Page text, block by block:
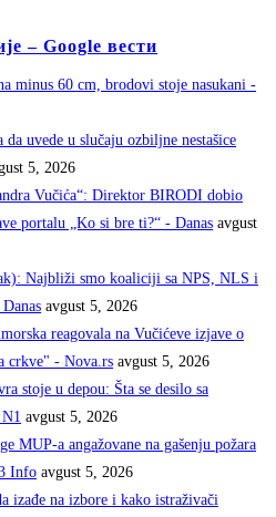
– Google вести
minus 60 cm, brodovi stoje nasukani -
uvede u slučaju ozbiljne nestašice
5, 2026
Vučića“: Direktor BIRODI dobio
portalu „Ko si bre ti?“ - Danas avgust
Najbliži smo koaliciji sa NPS, NLS i
avgust 5, 2026
reagovala na Vučićeve izjave o
crkve" - Nova.rs avgust 5, 2026
stoje u depou: Šta se desilo sa
avgust 5, 2026
MUP-a angažovane na gašenju požara
Info avgust 5, 2026
izađe na izbore i kako istraživači